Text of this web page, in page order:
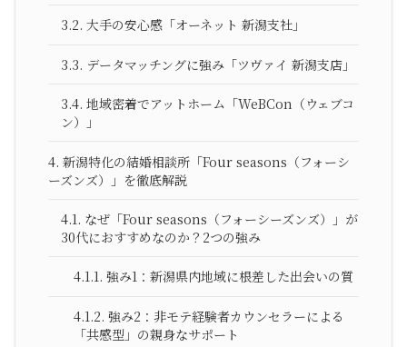
3.2. 大手の安心感「オーネット 新潟支社」
3.3. データマッチングに強み「ツヴァイ 新潟支店」
3.4. 地域密着でアットホーム「WeBCon（ウェブコ
ン）」
4. 新潟特化の結婚相談所「Four seasons（フォーシ
ーズンズ）」を徹底解説
4.1. なぜ「Four seasons（フォーシーズンズ）」が
30代におすすめなのか？2つの強み
4.1.1. 強み1：新潟県内地域に根差した出会いの質
4.1.2. 強み2：非モテ経験者カウンセラーによる
「共感型」の親身なサポート